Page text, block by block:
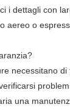
i dettagli con
aereo o
necessitano di
una